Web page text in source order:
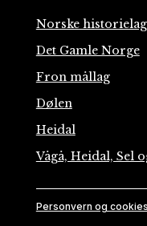
Norske historielag
Det Gamle Norge
Fron mållag
Dølen
Heidal
Vågå, Heidal, Sel
Personvern og cookies